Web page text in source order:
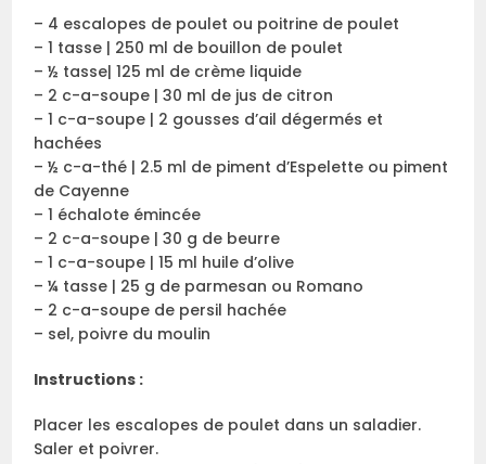
– 4 escalopes de poulet ou poitrine de poulet
– 1 tasse | 250 ml de bouillon de poulet
– ½ tasse| 125 ml de crème liquide
– 2 c-a-soupe | 30 ml de jus de citron
– 1 c-a-soupe | 2 gousses d’ail dégermés et
hachées
– ½ c-a-thé | 2.5 ml de piment d’Espelette ou piment
de Cayenne
– 1 échalote émincée
– 2 c-a-soupe | 30 g de beurre
– 1 c-a-soupe | 15 ml huile d’olive
– ¼ tasse | 25 g de parmesan ou Romano
– 2 c-a-soupe de persil hachée
– sel, poivre du moulin
Instructions :
Placer les escalopes de poulet dans un saladier.
Saler et poivrer.